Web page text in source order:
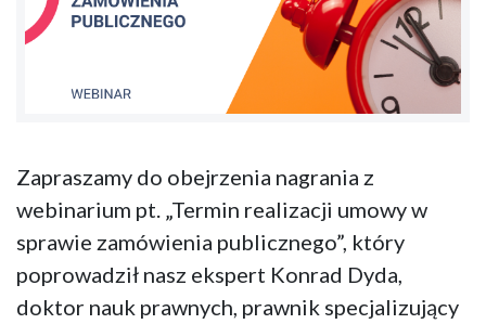
Zapraszamy do obejrzenia nagrania z
webinarium pt. „Termin realizacji umowy w
sprawie zamówienia publicznego”, który
poprowadził nasz ekspert Konrad Dyda,
doktor nauk prawnych, prawnik specjalizujący